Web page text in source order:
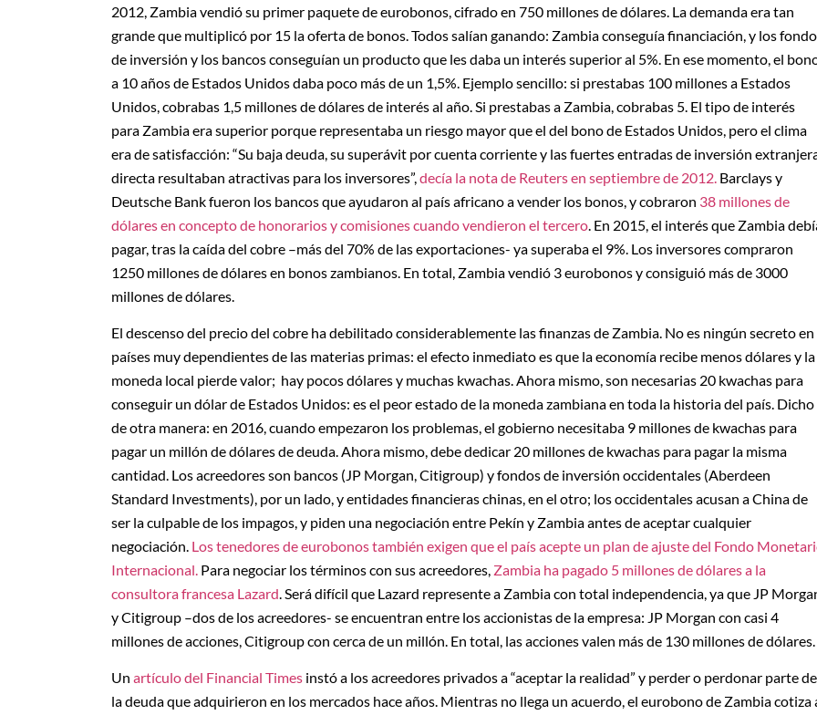
2012, Zambia vendió su primer paquete de eurobonos, cifrado en 750 millones de dólares. La demanda era tan
grande que multiplicó por 15 la oferta de bonos. Todos salían ganando: Zambia conseguía financiación, y los
de inversión y los bancos conseguían un producto que les daba un interés superior al 5%. En ese momento, el
a 10 años de Estados Unidos daba poco más de un 1,5%. Ejemplo sencillo: si prestabas 100 millones a Estados
Unidos, cobrabas 1,5 millones de dólares de interés al año. Si prestabas a Zambia, cobrabas 5. El tipo de interés
para Zambia era superior porque representaba un riesgo mayor que el del bono de Estados Unidos, pero el clima
era de satisfacción: “Su baja deuda, su superávit por cuenta corriente y las fuertes entradas de inversión
directa resultaban atractivas para los inversores”, decía la nota de Reuters en septiembre de 2012. Barclays y
Deutsche Bank fueron los bancos que ayudaron al país africano a vender los bonos, y cobraron 38 millones de
dólares en concepto de honorarios y comisiones cuando vendieron el tercero . En 2015, el interés que Zambia
pagar, tras la caída del cobre –más del 70% de las exportaciones- ya superaba el 9%. Los inversores compraron
1250 millones de dólares en bonos zambianos. En total, Zambia vendió 3 eurobonos y consiguió más de 3000
millones de dólares.
El descenso del precio del cobre ha debilitado considerablemente las finanzas de Zambia. No es ningún secreto en
países muy dependientes de las materias primas: el efecto inmediato es que la economía recibe menos dólares y la
moneda local pierde valor; hay pocos dólares y muchas kwachas. Ahora mismo, son necesarias 20 kwachas para
conseguir un dólar de Estados Unidos: es el peor estado de la moneda zambiana en toda la historia del país. Dicho
de otra manera: en 2016, cuando empezaron los problemas, el gobierno necesitaba 9 millones de kwachas para
pagar un millón de dólares de deuda. Ahora mismo, debe dedicar 20 millones de kwachas para pagar la misma
cantidad. Los acreedores son bancos (JP Morgan, Citigroup) y fondos de inversión occidentales (Aberdeen
Standard Investments), por un lado, y entidades financieras chinas, en el otro; los occidentales acusan a China de
ser la culpable de los impagos, y piden una negociación entre Pekín y Zambia antes de aceptar cualquier
negociación. Los tenedores de eurobonos también exigen que el país acepte un plan de ajuste del Fondo
Internacional. Para negociar los términos con sus acreedores, Zambia ha pagado 5 millones de dólares a la
consultora francesa Lazard. Será difícil que Lazard represente a Zambia con total independencia, ya que JP
y Citigroup –dos de los acreedores- se encuentran entre los accionistas de la empresa: JP Morgan con casi 4
millones de acciones, Citigroup con cerca de un millón. En total, las acciones valen más de 130 millones de dólares.
Un artículo del Financial Times instó a los acreedores privados a “aceptar la realidad” y perder o perdonar parte de
la deuda que adquirieron en los mercados hace años. Mientras no llega un acuerdo, el eurobono de Zambia cotiza